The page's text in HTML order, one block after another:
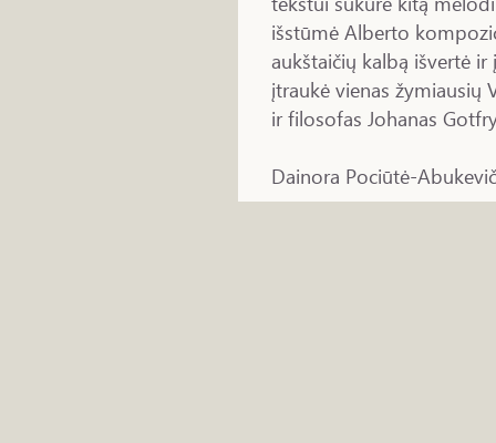
išstūmė Alberto
aukštaičių kalbą išvertė
įtraukė vienas žymiausių
ir filosofas Johanas
Dainora Pociūtė-